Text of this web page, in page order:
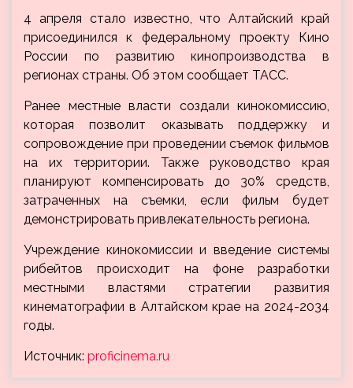
4 апреля стало известно, что Алтайский край
присоединился к федеральному проекту Кино
России по развитию кинопроизводства в
регионах страны. Об этом сообщает ТАСС.
Ранее местные власти создали кинокомиссию,
которая позволит оказывать поддержку и
сопровождение при проведении съемок фильмов
на их территории. Также руководство края
планируют компенсировать до 30% средств,
затраченных на съемки, если фильм будет
демонстрировать привлекательность региона.
Учреждение кинокомиссии и введение системы
рибейтов происходит на фоне разработки
местными властями стратегии развития
кинематографии в Алтайском крае на 2024-2034
годы.
Источник: proficinema.ru